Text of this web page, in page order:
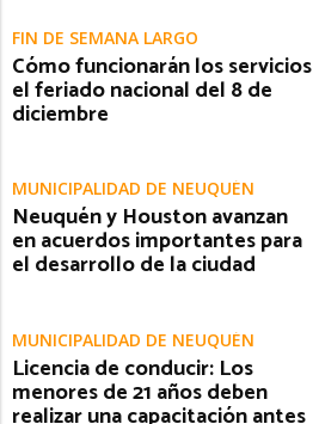
FIN DE SEMANA LARGO
Cómo funcionarán los servicios
el feriado nacional del 8 de
diciembre
MUNICIPALIDAD DE NEUQUÉN
Neuquén y Houston avanzan
en acuerdos importantes para
el desarrollo de la ciudad
MUNICIPALIDAD DE NEUQUÉN
Licencia de conducir: Los
menores de 21 años deben
realizar una capacitación antes